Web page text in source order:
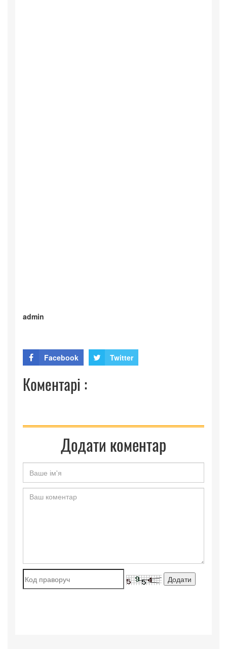
admin
Facebook Twitter
Коментарі :
Додати коментар